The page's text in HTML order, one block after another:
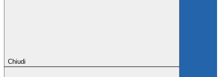
Chiudi